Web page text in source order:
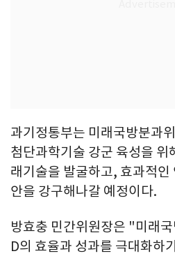
과기정통부는 미래국방분과
첨단과학기술 강군 육성을 위
래기술을 발굴하고, 효과적
안을 강구해나갈 예정이다.
방효충 민간위원장은 "미래
D의 효율과 성과를 극대화하